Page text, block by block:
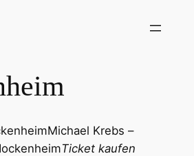
Michael Krebs –
Ticket kaufen